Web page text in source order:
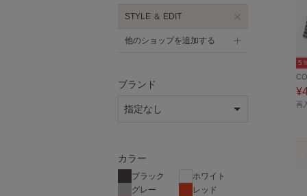
5
再
STYLE ＆ EDIT
他のショップを追加する
ブランド
カラー
ブラック
ホワイト
グレー
レッド